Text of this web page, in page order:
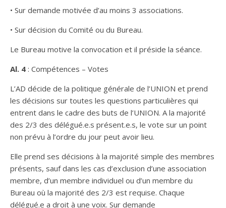
• Sur demande motivée d’au moins 3 associations.
• Sur décision du Comité ou du Bureau.
Le Bureau motive la convocation et il préside la séance.
Al. 4 : Compétences – Votes
L’AD décide de la politique générale de l’UNION et prend
les décisions sur toutes les questions particulières qui
entrent dans le cadre des buts de l’UNION. A la majorité
des 2/3 des délégué.e.s présent.e.s, le vote sur un point
non prévu à l’ordre du jour peut avoir lieu.
Elle prend ses décisions à la majorité simple des membres
présents, sauf dans les cas d’exclusion d’une association
membre, d’un membre individuel ou d’un membre du
Bureau où la majorité des 2/3 est requise. Chaque
délégué.e a droit à une voix. Sur demande